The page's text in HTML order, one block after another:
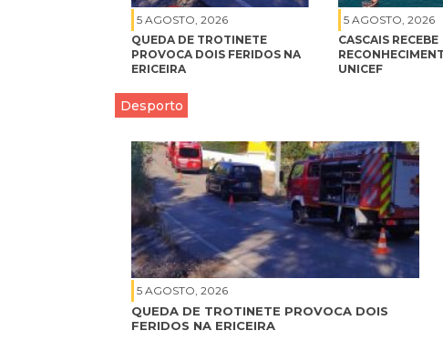
5 AGOSTO, 2026
QUEDA DE TROTINETE
PROVOCA DOIS FERIDOS NA
ERICEIRA
5 AGOSTO, 2026
CASCAIS RECEBE
UNICEF
Desporto
5 AGOSTO, 2026
QUEDA DE TROTINETE PROVOCA DOIS
FERIDOS NA ERICEIRA